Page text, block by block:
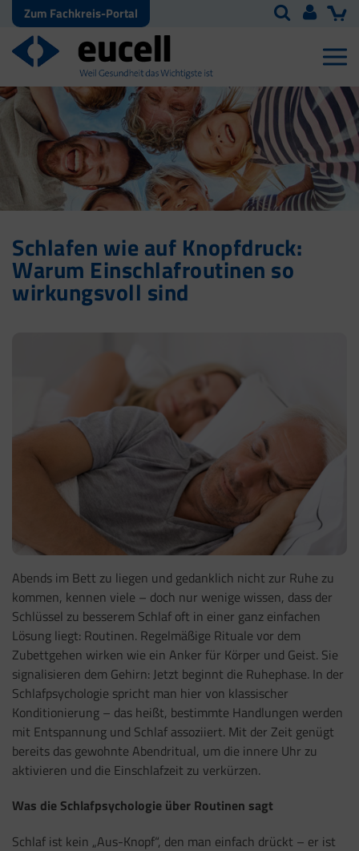
Zum Fachkreis-Portal
Schlafen wie auf Knopfdruck:
Warum Einschlafroutinen so
wirkungsvoll sind
Abends im Bett zu liegen und gedanklich nicht zur Ruhe zu
kommen, kennen viele – doch nur wenige wissen, dass der
Schlüssel zu besserem Schlaf oft in einer ganz einfachen
Lösung liegt: Routinen. Regelmäßige Rituale vor dem
Zubettgehen wirken wie ein Anker für Körper und Geist. Sie
signalisieren dem Gehirn: Jetzt beginnt die Ruhephase. In der
Schlafpsychologie spricht man hier von klassischer
Konditionierung – das heißt, bestimmte Handlungen werden
mit Entspannung und Schlaf assoziiert. Mit der Zeit genügt
bereits das gewohnte Abendritual, um die innere Uhr zu
aktivieren und die Einschlafzeit zu verkürzen.
Was die Schlafpsychologie über Routinen sagt
Schlaf ist kein „Aus-Knopf“, den man einfach drückt – er ist